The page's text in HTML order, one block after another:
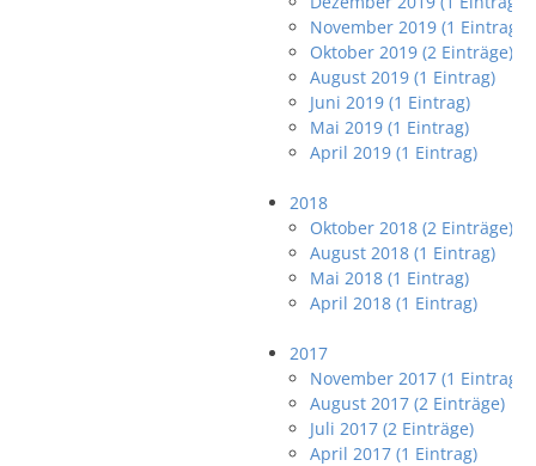
November 2019 (1 Eintrag)
Oktober 2019 (2 Einträge)
August 2019 (1 Eintrag)
Juni 2019 (1 Eintrag)
Mai 2019 (1 Eintrag)
April 2019 (1 Eintrag)
2018
Oktober 2018 (2 Einträge)
August 2018 (1 Eintrag)
Mai 2018 (1 Eintrag)
April 2018 (1 Eintrag)
2017
November 2017 (1 Eintrag)
August 2017 (2 Einträge)
Juli 2017 (2 Einträge)
April 2017 (1 Eintrag)